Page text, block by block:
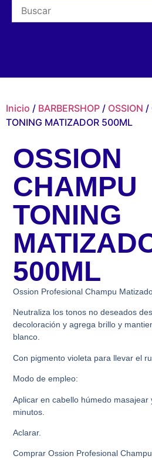
Inicio / BARBERSHOP / OSSION /
TONING MATIZADOR 500ML
OSSION
CHAMPU
TONING
500ML
Ossion Profesional Champu
Neutraliza los tonos no deseados
decoloración y agrega brillo y
blanco.
Con pigmento violeta para llevar el
Modo de empleo:
Aplicar en cabello húmedo masajear
minutos.
Aclarar.
Comprar Ossion Profesional